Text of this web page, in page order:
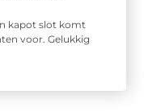
kapot slot komt
voor. Gelukkig